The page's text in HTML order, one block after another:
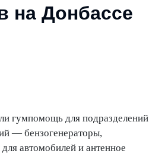
на Донбассе
гумпомощь для подразделений
— бензогенераторы,
автомобилей и антенное